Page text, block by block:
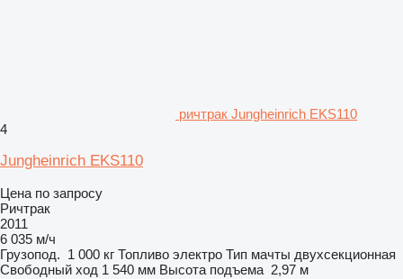
ричтрак Jungheinrich EKS110
4
Jungheinrich EKS110
Цена по запросу
Ричтрак
2011
6 035 м/ч
Грузопод. 1 000 кг Топливо электро Тип мачты двухсекционная
Свободный ход 1 540 мм Высота подъема 2,97 м